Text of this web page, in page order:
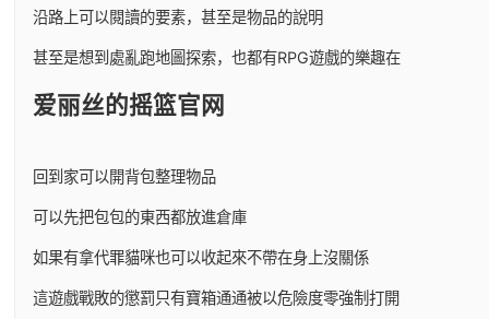
沿路上可以閱讀的要素，甚至是物品的說明
甚至是想到處亂跑地圖探索，也都有RPG遊戲的樂趣在
爱丽丝的摇篮官网
回到家可以開背包整理物品
可以先把包包的東西都放進倉庫
如果有拿代罪貓咪也可以收起來不帶在身上沒關係
這遊戲戰敗的懲罰只有寶箱通通被以危險度零強制打開